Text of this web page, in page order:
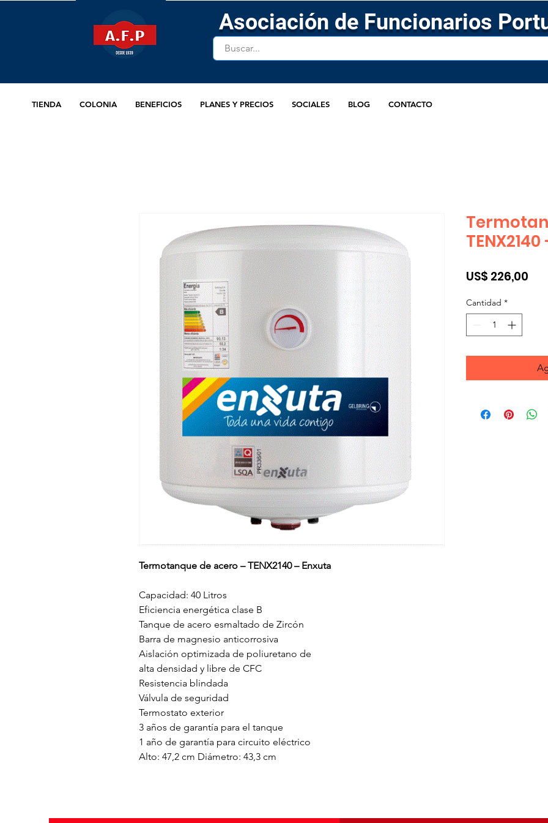
Asociación de Funcionarios
TIENDA COLONIA BENEFICIOS PLANES Y PRECIOS SOCIALES BLOG CONTACTO
Termotanque de acero – TENX2140 – Enxuta
Capacidad: 40 Litros
Eficiencia energética clase B
Tanque de acero esmaltado de Zircón
Barra de magnesio anticorrosiva
Aislación optimizada de poliuretano de
alta densidad y libre de CFC
Resistencia blindada
Válvula de seguridad
Termostato exterior
3 años de garantía para el tanque
1 año de garantía para circuito eléctrico
Alto: 47,2 cm Diámetro: 43,3 cm
US$ 226,00
Cantidad *